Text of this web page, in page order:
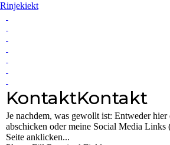
Rinjekiekt
KontaktKontakt
Je nachdem, was gewollt ist: Entweder
abschicken oder meine Social Media Links
Seite anklicken...